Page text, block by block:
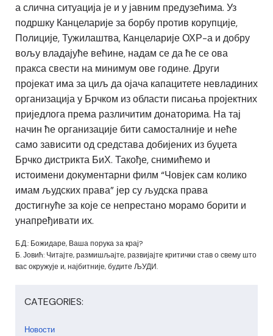
а слична ситуација је и у јавним предузећима. Уз
подршку Канцеларије за борбу против корупције,
Полиције, Тужилаштва, Канцеларије ОХР-а и добру
вољу владајуће већине, надам се да ће се ова
пракса свести на минимум ове године. Други
пројекат има за циљ да ојача капацитете невладиних
организација у Брчком из области писања пројектних
приједлога према различитим донаторима. На тај
начин ће организације бити самосталније и неће
само зависити од средстава добијених из буџета
Брчко дистрикта БиХ. Такође, снимићемо и
истоимени документарни филм “Човјек сам колико
имам људских права” јер су људска права
достигнуће за које се непрестано морамо борити и
унапређивати их.
Б.Д.: Божидаре, Ваша порука за крај?
Б. Јовић: Читајте, размишљајте, развијајте критички став о свему што
вас окружује и, најбитније, будите ЉУДИ.
CATEGORIES:
Новости